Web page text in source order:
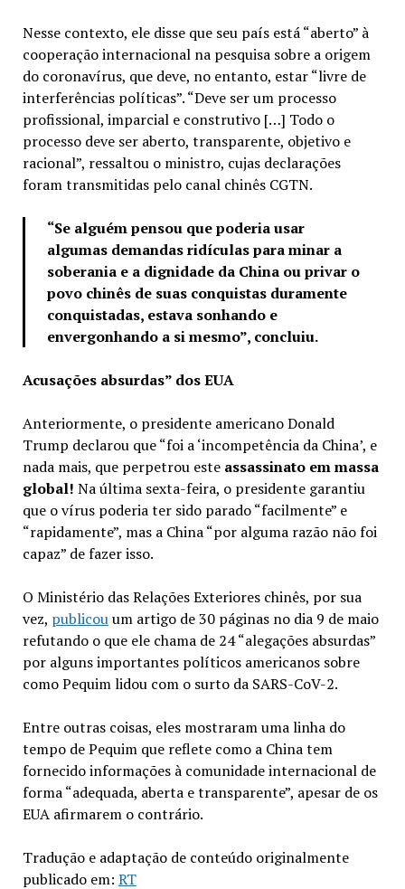
Nesse contexto, ele disse que seu país está “aberto” à
cooperação internacional na pesquisa sobre a origem
do coronavírus, que deve, no entanto, estar “livre de
interferências políticas”. “Deve ser um processo
profissional, imparcial e construtivo […] Todo o
processo deve ser aberto, transparente, objetivo e
racional”, ressaltou o ministro, cujas declarações
foram transmitidas pelo canal chinês CGTN.
“Se alguém pensou que poderia usar
algumas demandas ridículas para minar a
soberania e a dignidade da China ou privar o
povo chinês de suas conquistas duramente
conquistadas, estava sonhando e
envergonhando a si mesmo”, concluiu.
Acusações absurdas” dos EUA
Anteriormente, o presidente americano Donald
Trump declarou que “foi a ‘incompetência da China’, e
nada mais, que perpetrou este assassinato em massa
global! Na última sexta-feira, o presidente garantiu
que o vírus poderia ter sido parado “facilmente” e
“rapidamente”, mas a China “por alguma razão não foi
capaz” de fazer isso.
O Ministério das Relações Exteriores chinês, por sua
vez, publicouum artigo de 30 páginas no dia 9 de maio
refutando o que ele chama de 24 “alegações absurdas”
por alguns importantes políticos americanos sobre
como Pequim lidou com o surto da SARS-CoV-2.
Entre outras coisas, eles mostraram uma linha do
tempo de Pequim que reflete como a China tem
fornecido informações à comunidade internacional de
forma “adequada, aberta e transparente”, apesar de os
EUA afirmarem o contrário.
Tradução e adaptação de conteúdo originalmente
publicado em: RT